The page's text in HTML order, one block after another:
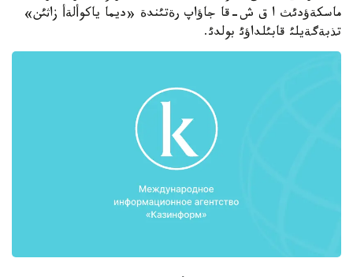
ماسكةؤدئث ا ق ش-قا جاؤاپ رةتئندة «ديما ياكوألةأ زاثئن»
تذبةگةيلئ قابئلداؤئ بولدئ.